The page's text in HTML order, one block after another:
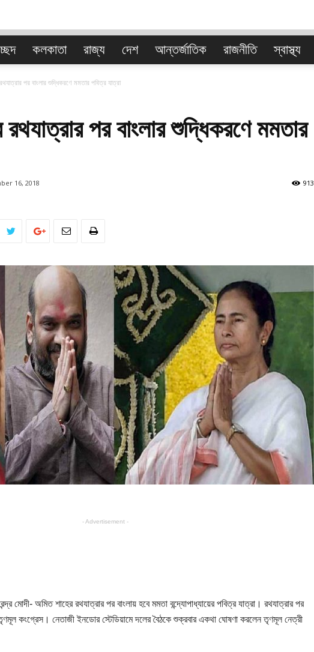
বাংলা
কলকাতা রাজ্য দেশ আন্তর্জাতিক রাজনীতি স্বাস্থ্য
পর বাংলার শুদ্ধিকরণে মমতার পবিত্র যাত্রা
পর বাংলার শুদ্ধিকরণে মমতার
16, 2018 913
- Advertisement -
মোদী- অমিত শাহের রথযাত্রার পর বাংলায় হবে মমতা বন্দ্যোপাধ্যায়ের পবিত্র যাত্রা। রথযাত্রার পর
কংগ্রেস। নেতাজী ইনডোর স্টেডিয়ামে দলের বৈঠকে শুক্রবার একথা ঘোষণা করলেন তৃণমূল নেত্রী